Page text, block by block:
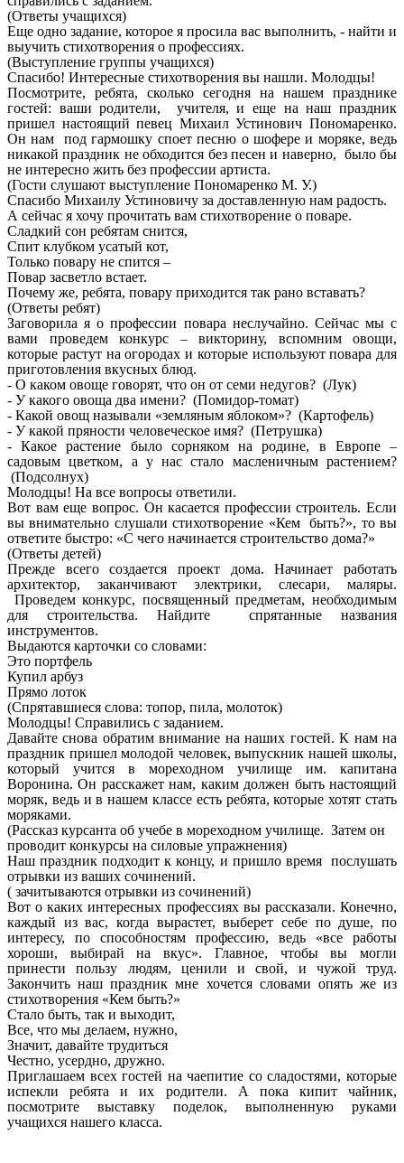
(Ответы учащихся)
Еще одно задание, которое я просила вас выполнить, - найти и
выучить стихотворения о профессиях.
(Выступление группы учащихся)
Спасибо! Интересные стихотворения вы нашли. Молодцы!
Посмотрите, ребята, сколько сегодня на нашем празднике
гостей: ваши родители, учителя, и еще на наш праздник
пришел настоящий певец Михаил Устинович Пономаренко.
Он нам под гармошку споет песню о шофере и моряке, ведь
никакой праздник не обходится без песен и наверно, было бы
не интересно жить без профессии артиста.
(Гости слушают выступление Пономаренко М. У.)
Спасибо Михаилу Устиновичу за доставленную нам радость.
А сейчас я хочу прочитать вам стихотворение о поваре.
Сладкий сон ребятам снится,
Спит клубком усатый кот,
Только повару не спится –
Повар засветло встает.
Почему же, ребята, повару приходится так рано вставать?
(Ответы ребят)
Заговорила я о профессии повара неслучайно. Сейчас мы с
вами проведем конкурс – викторину, вспомним овощи,
которые растут на огородах и которые используют повара для
приготовления вкусных блюд.
- О каком овоще говорят, что он от семи недугов? (Лук)
- У какого овоща два имени? (Помидор-томат)
- Какой овощ называли «земляным яблоком»? (Картофель)
- У какой пряности человеческое имя? (Петрушка)
- Какое растение было сорняком на родине, в Европе –
садовым цветком, а у нас стало масленичным растением?
(Подсолнух)
Молодцы! На все вопросы ответили.
Вот вам еще вопрос. Он касается профессии строитель. Если
вы внимательно слушали стихотворение «Кем быть?», то вы
ответите быстро: «С чего начинается строительство дома?»
(Ответы детей)
Прежде всего создается проект дома. Начинает работать
архитектор, заканчивают электрики, слесари, маляры.
Проведем конкурс, посвященный предметам, необходимым
для строительства. Найдите спрятанные названия
инструментов.
Выдаются карточки со словами:
Это портфель
Купил арбуз
Прямо лоток
(Спрятавшиеся слова: топор, пила, молоток)
Молодцы! Справились с заданием.
Давайте снова обратим внимание на наших гостей. К нам на
праздник пришел молодой человек, выпускник нашей школы,
который учится в мореходном училище им. капитана
Воронина. Он расскажет нам, каким должен быть настоящий
моряк, ведь и в нашем классе есть ребята, которые хотят стать
моряками.
(Рассказ курсанта об учебе в мореходном училище. Затем он
проводит конкурсы на силовые упражнения)
Наш праздник подходит к концу, и пришло время послушать
отрывки из ваших сочинений.
( зачитываются отрывки из сочинений)
Вот о каких интересных профессиях вы рассказали. Конечно,
каждый из вас, когда вырастет, выберет себе по душе, по
интересу, по способностям профессию, ведь «все работы
хороши, выбирай на вкус». Главное, чтобы вы могли
принести пользу людям, ценили и свой, и чужой труд.
Закончить наш праздник мне хочется словами опять же из
стихотворения «Кем быть?»
Стало быть, так и выходит,
Все, что мы делаем, нужно,
Значит, давайте трудиться
Честно, усердно, дружно.
Приглашаем всех гостей на чаепитие со сладостями, которые
испекли ребята и их родители. А пока кипит чайник,
посмотрите выставку поделок, выполненную руками
учащихся нашего класса.